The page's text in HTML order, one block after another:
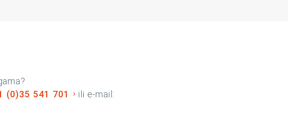
(0)35 541 701 ili e-mail: